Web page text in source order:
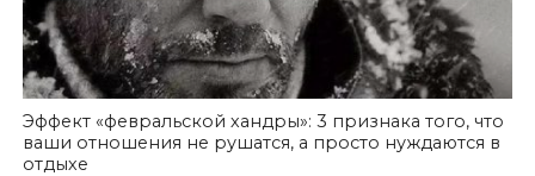
Эффект «февральской хандры»: 3 признака того, что
ваши отношения не рушатся, а просто нуждаются в
отдыхе